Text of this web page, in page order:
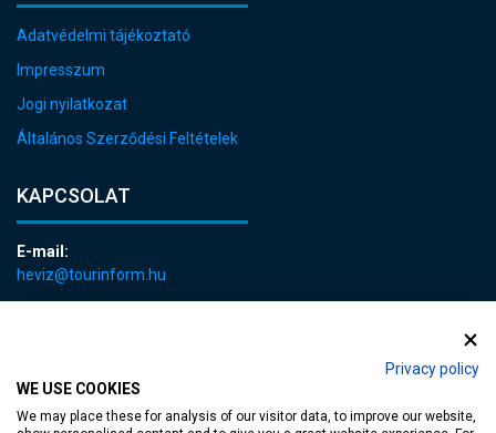
Privacy policy
WE USE COOKIES
We may place these for analysis of our visitor data, to improve our website,
Adatvédelmi tájékoztató
Impresszum
Jogi nyilatkozat
Általános Szerződési Feltételek
KAPCSOLAT
E-mail:
heviz@tourinform.hu